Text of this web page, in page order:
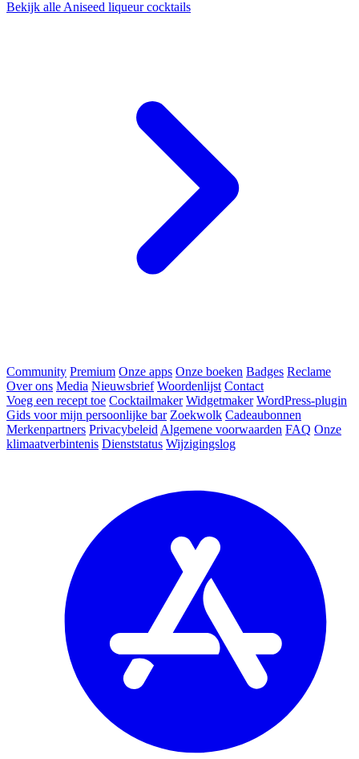
Bekijk alle Aniseed liqueur cocktails
Community Premium Onze apps Onze boeken Badges Reclame
Over ons Media Nieuwsbrief Woordenlijst Contact
Voeg een recept toe Cocktailmaker Widgetmaker WordPress-plugin
Gids voor mijn persoonlijke bar Zoekwolk Cadeaubonnen
Merkenpartners Privacybeleid Algemene voorwaarden FAQ Onze
klimaatverbintenis Dienststatus Wijzigingslog